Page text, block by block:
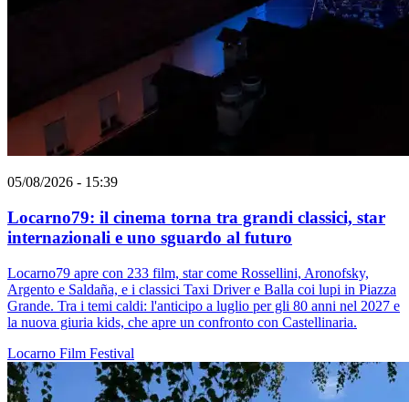
05/08/2026 - 15:39
Locarno79: il cinema torna tra grandi classici, star
internazionali e uno sguardo al futuro
Locarno79 apre con 233 film, star come Rossellini, Aronofsky,
Argento e Saldaña, e i classici Taxi Driver e Balla coi lupi in Piazza
Grande. Tra i temi caldi: l'anticipo a luglio per gli 80 anni nel 2027 e
la nuova giuria kids, che apre un confronto con Castellinaria.
Locarno Film Festival